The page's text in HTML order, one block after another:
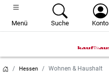
Menü Suche Konto
Hessen Wohnen & Haushalt